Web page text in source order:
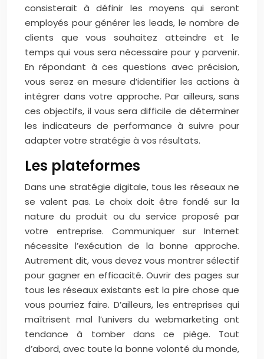
consisterait à définir les moyens qui seront
employés pour générer les leads, le nombre de
clients que vous souhaitez atteindre et le
temps qui vous sera nécessaire pour y parvenir.
En répondant à ces questions avec précision,
vous serez en mesure d’identifier les actions à
intégrer dans votre approche. Par ailleurs, sans
ces objectifs, il vous sera difficile de déterminer
les indicateurs de performance à suivre pour
adapter votre stratégie à vos résultats.
Les plateformes
Dans une stratégie digitale, tous les réseaux ne
se valent pas. Le choix doit être fondé sur la
nature du produit ou du service proposé par
votre entreprise. Communiquer sur Internet
nécessite l’exécution de la bonne approche.
Autrement dit, vous devez vous montrer sélectif
pour gagner en efficacité. Ouvrir des pages sur
tous les réseaux existants est la pire chose que
vous pourriez faire. D’ailleurs, les entreprises qui
maîtrisent mal l’univers du webmarketing ont
tendance à tomber dans ce piège. Tout
d’abord, avec toute la bonne volonté du monde,